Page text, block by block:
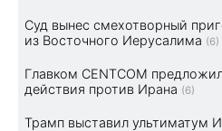
Суд вынес смехотворный
из Восточного Иерусалима (6)
Главком CENTCOM
действия против Ирана (6)
Трамп выставил ультиматум